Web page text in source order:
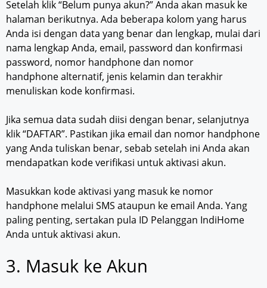
Setelah klik “Belum punya akun?” Anda akan masuk ke
halaman berikutnya. Ada beberapa kolom yang harus
Anda isi dengan data yang benar dan lengkap, mulai dari
nama lengkap Anda, email, password dan konfirmasi
password, nomor handphone dan nomor
handphone alternatif, jenis kelamin dan terakhir
menuliskan kode konfirmasi.
Jika semua data sudah diisi dengan benar, selanjutnya
klik “DAFTAR”. Pastikan jika email dan nomor handphone
yang Anda tuliskan benar, sebab setelah ini Anda akan
mendapatkan kode verifikasi untuk aktivasi akun.
Masukkan kode aktivasi yang masuk ke nomor
handphone melalui SMS ataupun ke email Anda. Yang
paling penting, sertakan pula ID Pelanggan IndiHome
Anda untuk aktivasi akun.
3. Masuk ke Akun